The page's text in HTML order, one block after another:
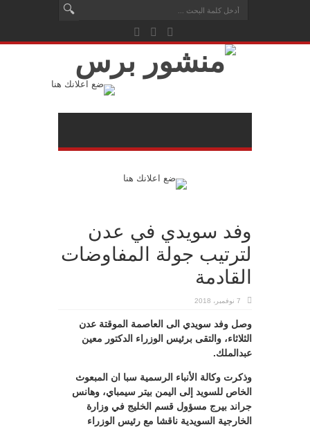
وفد سويدي في عدن
لترتيب جولة المفاوضات
القادمة
7 نوفمبر، 2018
وصل وفد سويدي الى العاصمة الموقتة عدن
الثلاثاء، والتقى برئيس الوزراء الدكتور معين
عبدالملك.
وذكرت وكالة الأنباء الرسمية سبا ان المبعوث
الخاص للسويد إلى اليمن بيتر سيمباي، وهانس
جراند بيرج مسؤول قسم الخليج في وزارة
الخارجية السويدية ناقشا مع رئيس الوزراء